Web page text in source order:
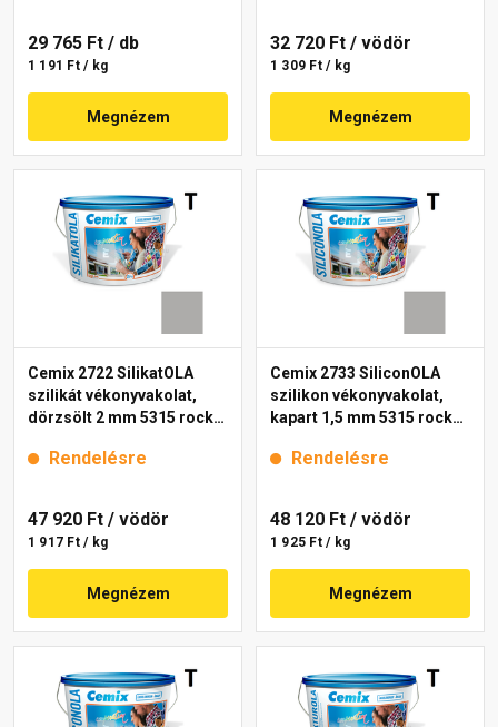
29 765 Ft / db
1 191 Ft / kg
Megnézem
32 720 Ft / vödör
1 309 Ft / kg
Megnézem
Cemix 2722 SilikatOLA
szilikát vékonyvakolat,
dörzsölt 2 mm 5315 rock
Rendelésre
47 920 Ft / vödör
1 917 Ft / kg
Megnézem
Cemix 2733 SiliconOLA
szilikon vékonyvakolat,
kapart 1,5 mm 5315 rock
Rendelésre
48 120 Ft / vödör
1 925 Ft / kg
Megnézem